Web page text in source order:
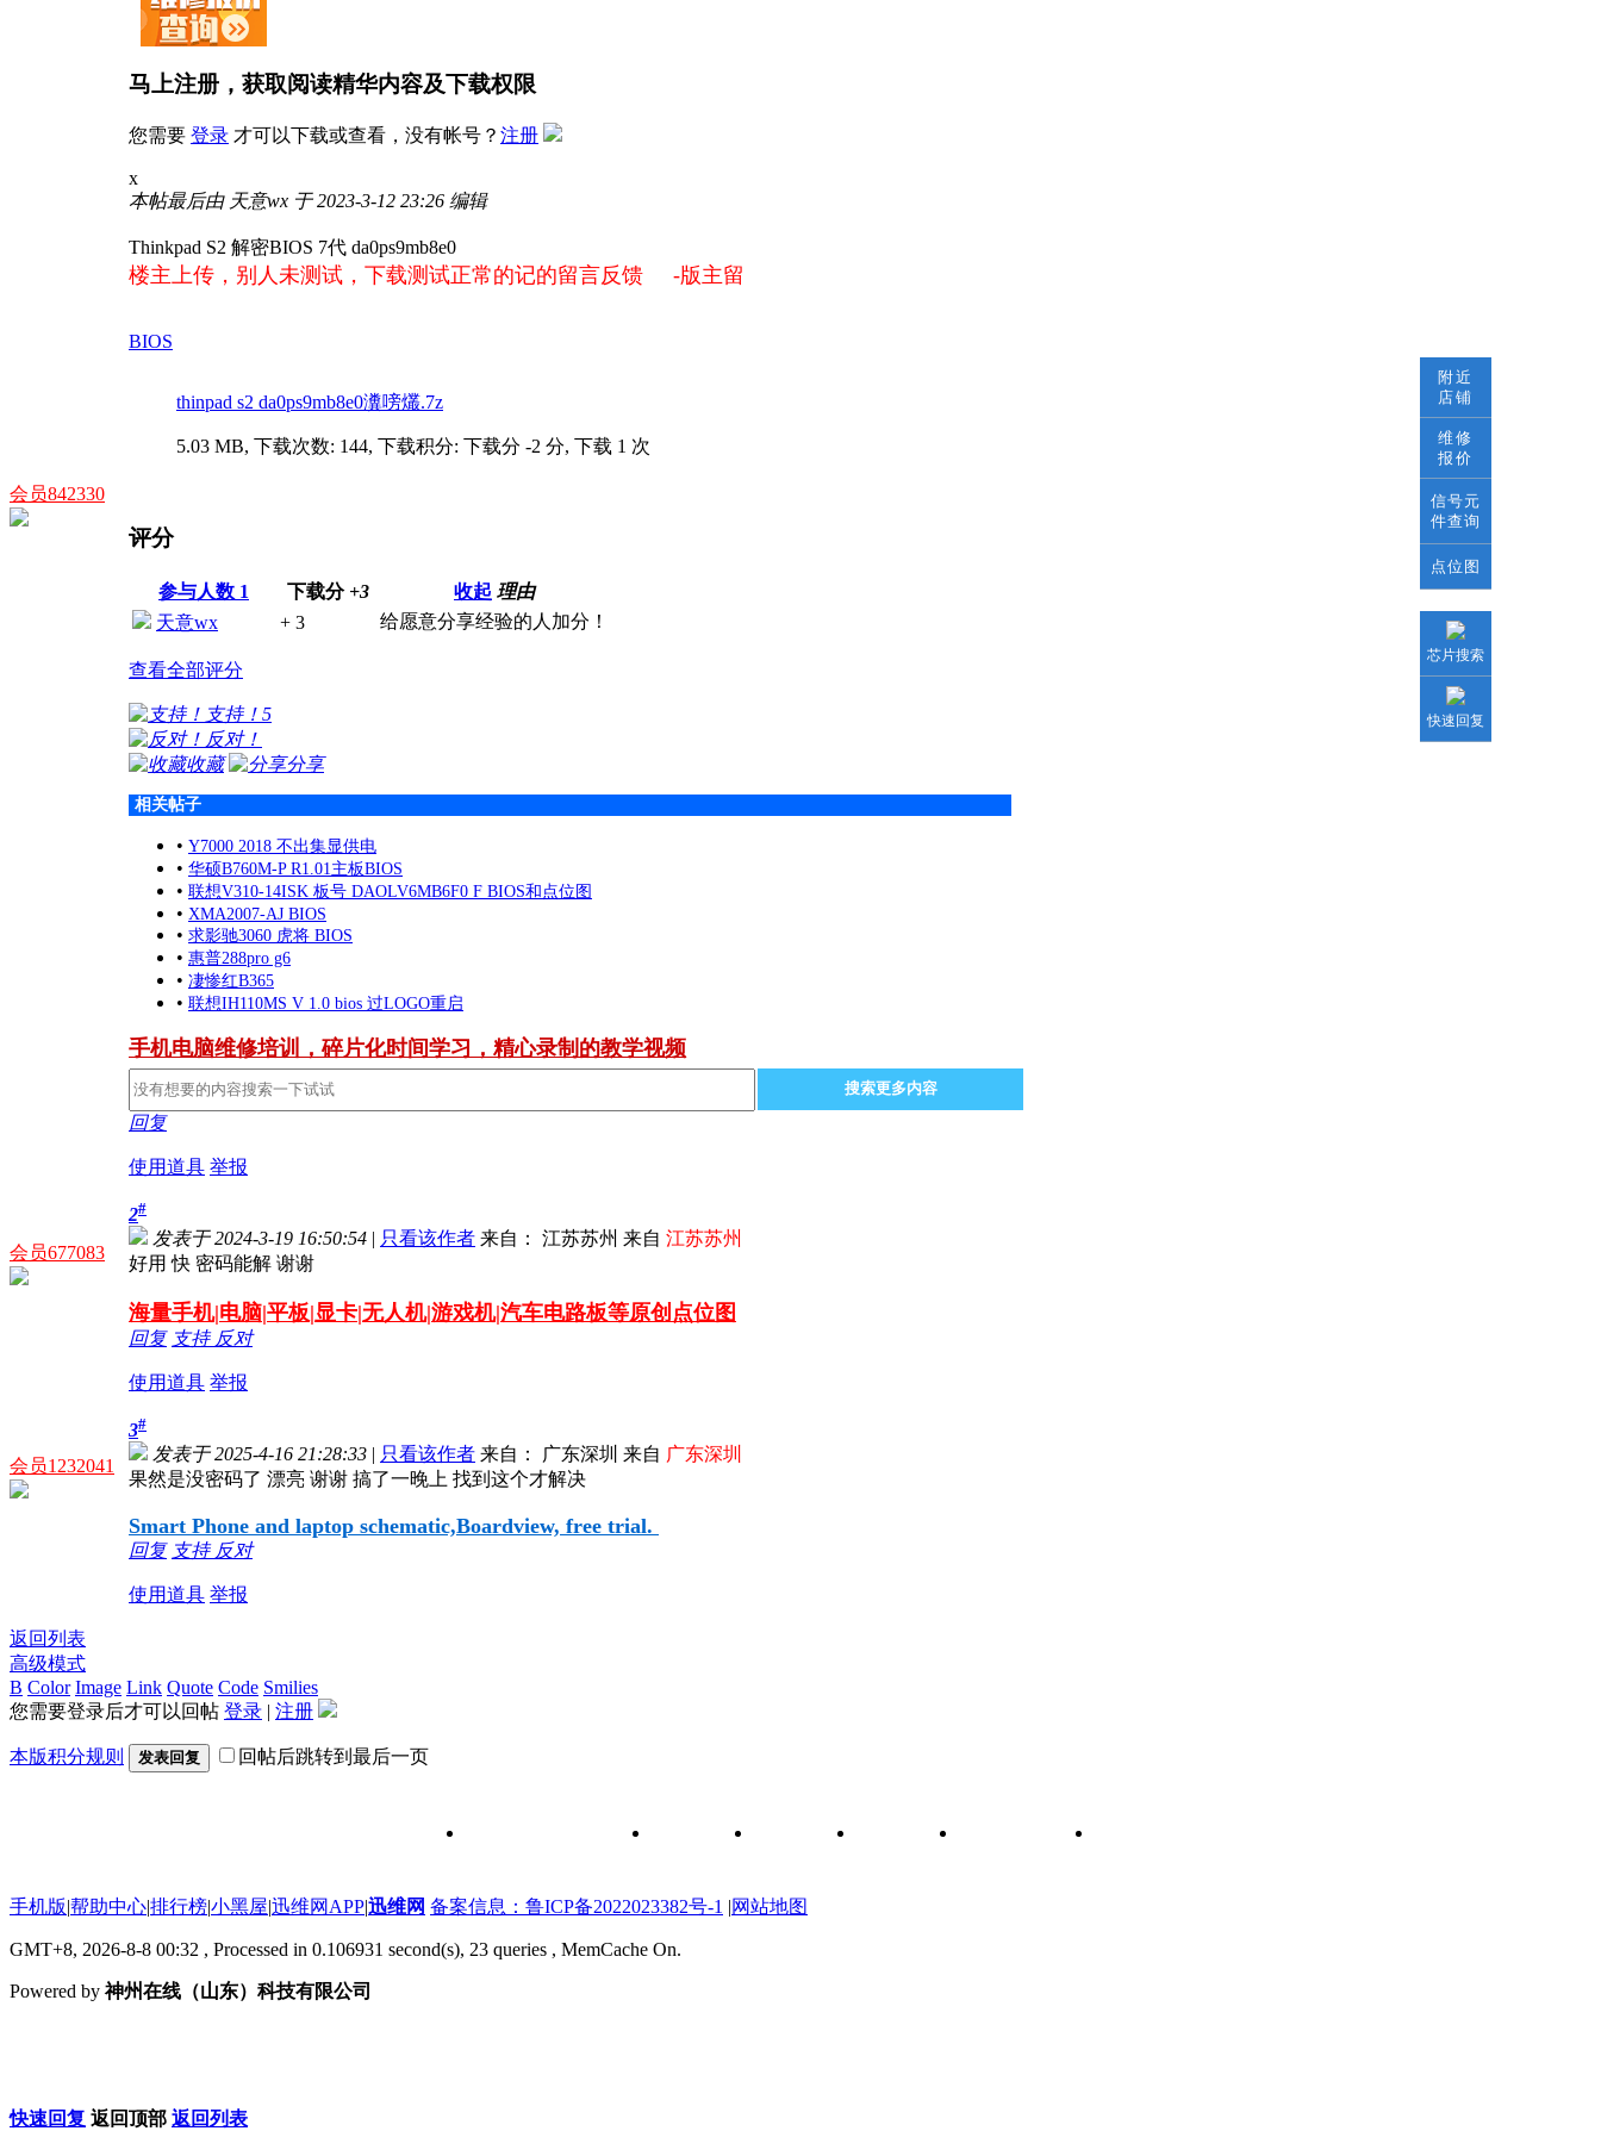
会员842330
马上注册，获取阅读精华内容及下载权限
您需要 登录 才可以下载或查看，没有帐号？ 注册
x
本帖最后由 天意wx 于 2023-3-12 23:26 编辑
Thinkpad S2 解密BIOS 7代 da0ps9mb8e0
楼主上传，别人未测试，下载测试正常的记的留言反馈 -版主留
BIOS
thinpad s2 da0ps9mb8e0瀵嗙爜.7z
5.03 MB, 下载次数: 144, 下载积分: 下载分 -2 分, 下载 1 次
评分
参与人数 1 下载分 +3 收起 理由
天意wx
+ 3 给愿意分享经验的人加分！
查看全部评分
支持！ 5
反对！
收藏
分享
相关帖子
• Y7000 2018 不出集显供电
• 华硕B760M-P R1.01主板BIOS
• 联想V310-14ISK 板号 DAOLV6MB6F0 F BIOS和点位图
• XMA2007-AJ BIOS
• 求影驰3060 虎将 BIOS
• 惠普288pro g6
• 凄惨红B365
• 联想IH110MS V 1.0 bios 过LOGO重启
手机电脑维修培训，碎片化时间学习，精心录制的教学视频
搜索更多内容
回复
使用道具 举报
会员677083
2#
发表于 2024-3-19 16:50:54 | 只看该作者 来自： 江苏苏州 来自 江苏苏州
好用 快 密码能解 谢谢
海量手机|电脑|平板|显卡|无人机|游戏机|汽车电路板等原创点位图
回复 支持 反对
使用道具 举报
会员1232041
3#
发表于 2025-4-16 21:28:33 | 只看该作者 来自： 广东深圳 来自 广东深圳
果然是没密码了 漂亮 谢谢 搞了一晚上 找到这个才解决
Smart Phone and laptop schematic,Boardview, free trial.
回复 支持 反对
使用道具 举报
返回列表
高级模式
B Color Image Link Quote Code Smilies
您需要登录后才可以回帖 登录 | 注册
本版积分规则 发表回复 回帖后跳转到最后一页
手机版|帮助中心|排行榜|小黑屋|迅维网APP|迅维网 备案信息：鲁ICP备2022023382号-1 |网站地图
GMT+8, 2026-8-8 00:32 , Processed in 0.106931 second(s), 23 queries , MemCache On.
Powered by神州在线（山东）科技有限公司
快速回复 返回顶部 返回列表
附近
店铺
维修
报价
信号元
件查询
点位图
芯片搜索
快速回复